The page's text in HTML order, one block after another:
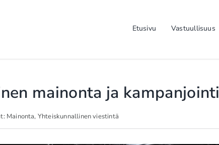
Etusivu Vastuullisuus
mainonta ja kampanjointi
Mainonta, Yhteiskunnallinen viestintä